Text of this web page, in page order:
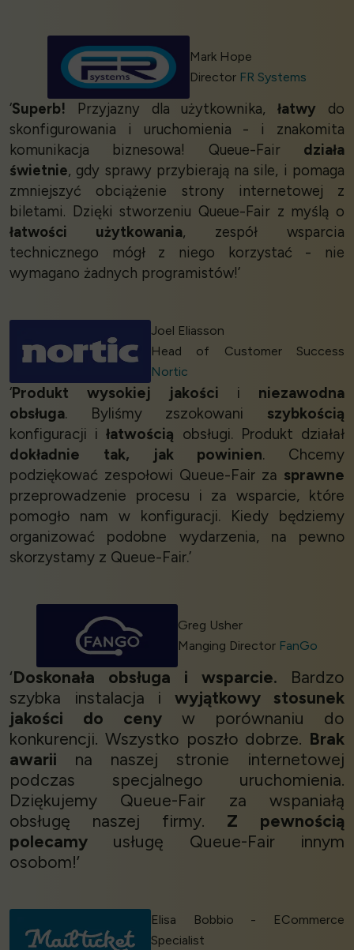
Mark Hope
Director FR Systems
‘Superb! Przyjazny dla użytkownika,łatwy do
skonfigurowania i uruchomienia - i znakomita
komunikacja biznesowa! Queue-Fair działa
świetnie, gdy sprawy przybierają na sile, i pomaga
zmniejszyć obciążenie strony internetowej z
biletami. Dzięki stworzeniu Queue-Fair z myślą o
łatwości użytkowania, zespół wsparcia
technicznego mógł z niego korzystać - nie
wymagano żadnych programistów!’
Joel Eliasson
Head of Customer Success
Nortic
‘Produkt wysokiej jakości i niezawodna
obsługa. Byliśmy zszokowani szybkością
konfiguracji iłatwością obsługi. Produkt działał
dokładnie tak, jak powinien. Chcemy
podziękować zespołowi Queue-Fair za sprawne
przeprowadzenie procesu i za wsparcie, które
pomogło nam w konfiguracji. Kiedy będziemy
organizować podobne wydarzenia, na pewno
skorzystamy z Queue-Fair.’
Greg Usher
Manging Director FanGo
‘Doskonała obsługa i wsparcie. Bardzo
szybka instalacja i wyjątkowy stosunek
jakości do ceny w porównaniu do
konkurencji. Wszystko poszło dobrze. Brak
awarii na naszej stronie internetowej
podczas specjalnego uruchomienia.
Dziękujemy Queue-Fair za wspaniałą
obsługę naszej firmy. Z pewnością
polecamy usługę Queue-Fair innym
osobom!’
Elisa Bobbio - ECommerce
Specialist